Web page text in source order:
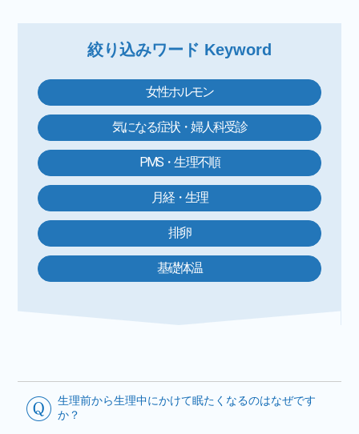
絞り込みワード Keyword
女性ホルモン
気になる症状・婦人科受診
PMS・生理不順
月経・生理
排卵
基礎体温
生理前から生理中にかけて眠たくなるのはなぜです
か？